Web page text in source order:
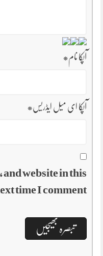
آپکا نام*
آپکا ای میل ایڈریس*
and website in this
time I comment.